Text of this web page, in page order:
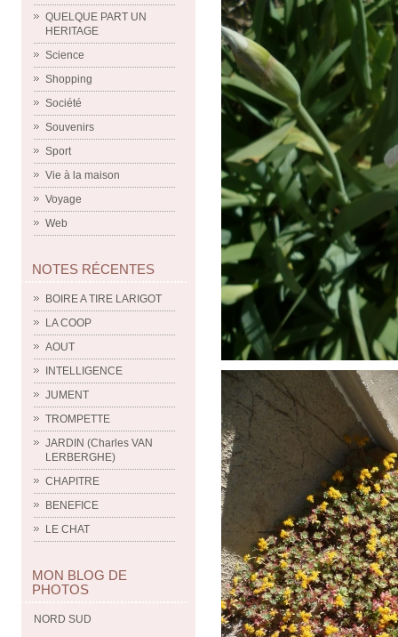
QUELQUE PART UN
HERITAGE
Science
Shopping
Société
Souvenirs
Sport
Vie à la maison
Voyage
Web
NOTES RÉCENTES
BOIRE A TIRE LARIGOT
LA COOP
AOUT
INTELLIGENCE
JUMENT
TROMPETTE
JARDIN (Charles VAN
LERBERGHE)
CHAPITRE
BENEFICE
LE CHAT
MON BLOG DE
PHOTOS
NORD SUD